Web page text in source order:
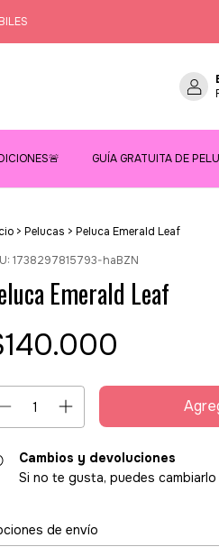
GUÍA GRATUITA DE
> Pelucas > Peluca Emerald Leaf
1738297815793-haBZN
Emerald Leaf
Cambios y devoluciones
Si no te gusta, puedes
para el CP:
de envío